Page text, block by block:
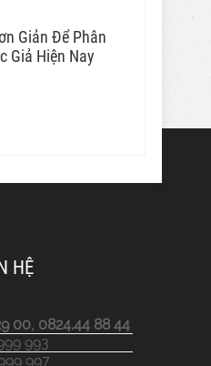
Giản Để Phân
Giả Hiện Nay
HỆ
00, 0824.44 88 44
993
997